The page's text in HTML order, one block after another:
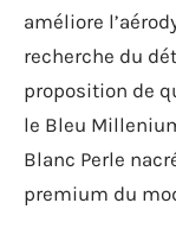
améliore
recherche du
proposition de
le Bleu
Blanc Perle
premium du